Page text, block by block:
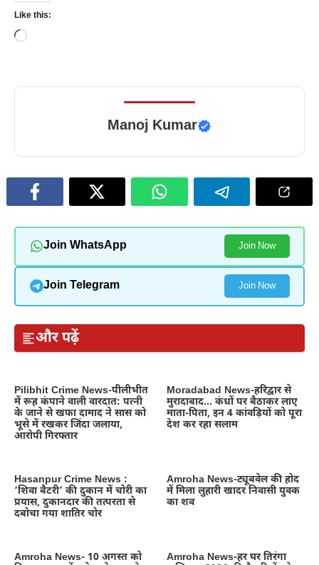
Like this:
Loading…
Manoj Kumar
Join WhatsApp Join Now
Join Telegram Join Now
और पढ़ें
Pilibhit Crime News-पीलीभीत
में रूह कंपाने वाली वारदात: पत्नी
के जाने से खफा दामाद ने सास को
भूसे में रखकर जिंदा जलाया,
आरोपी गिरफ्तार
Moradabad News-हरिद्वार से
मुरादाबाद… कंधों पर बैठाकर लाए
माता-पिता, इन 4 कांवड़ियों को पूरा
देश कर रहा सलाम
Hasanpur Crime News :
‘शिवा बैटरी’ की दुकान में चोरी का
प्रयास, दुकानदार की तत्परता से
दबोचा गया शातिर चोर
Amroha News-ट्यूबवेल की होद
में मिला लुहारी खादर निवासी युवक
का शव
Amroha News- 10 अगस्त को
Amroha News-हर घर तिरंगा